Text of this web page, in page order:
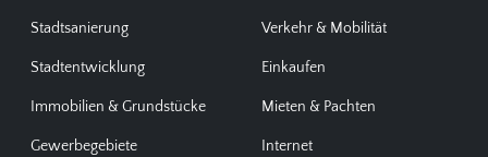
Stadtsanierung
Stadtentwicklung
Immobilien & Grundstücke
Gewerbegebiete
Verkehr & Mobilität
Einkaufen
Mieten & Pachten
Internet